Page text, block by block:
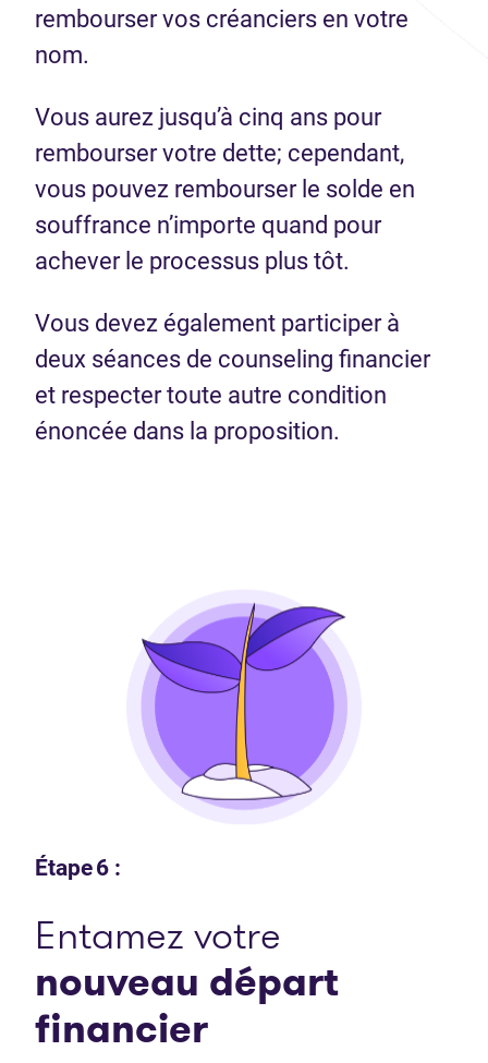
rembourser vos créanciers en votre
nom.
Vous aurez jusqu’à cinq ans pour
rembourser votre dette; cependant,
vous pouvez rembourser le solde en
souffrance n’importe quand pour
achever le processus plus tôt.
Vous devez également participer à
deux séances de counseling financier
et respecter toute autre condition
énoncée dans la proposition.
Étape 6 :
Entamez votre
nouveau départ
financier